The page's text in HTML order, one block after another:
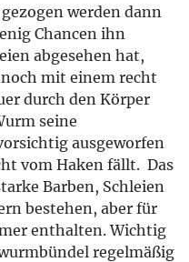
werden dann
Chancen ihn
abgesehen hat,
mit einem recht
durch den Körper
seine
ausgeworfen
vom Haken fällt. Das
Barben, Schleien
bestehen, aber für
enthalten. Wichtig
regelmäßig